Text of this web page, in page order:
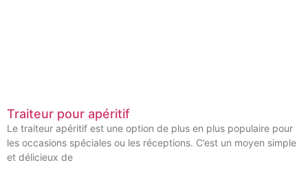
Traiteur pour apéritif
Le traiteur apéritif est une option de plus en plus populaire pour
les occasions spéciales ou les réceptions. C’est un moyen simple
et délicieux de